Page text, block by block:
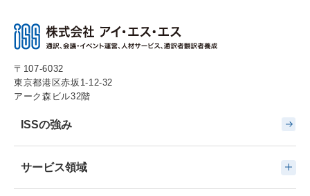
〒107-6032
東京都港区赤坂1-12-32
アーク森ビル32階
ISSの強み
サービス領域